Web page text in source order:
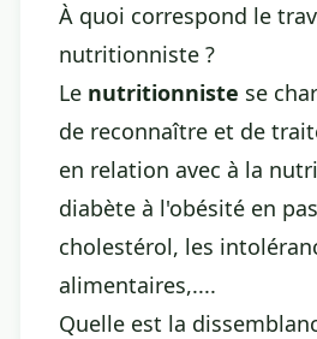
À quoi correspond le
nutritionniste ?
Le nutritionniste se
de reconnaître et de
en relation avec à la
diabète à l'obésité en
cholestérol, les
alimentaires,....
Quelle est la